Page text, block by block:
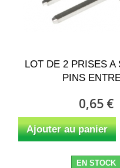
LOT DE 2 PRISES A
PINS
0,65 €
Ajouter au panier
EN STOCK